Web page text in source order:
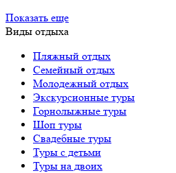
Показать еще
Виды отдыха
Пляжный отдых
Семейный отдых
Молодежный отдых
Экскурсионные туры
Горнолыжные туры
Шоп туры
Свадебные туры
Туры с детьми
Туры на двоих